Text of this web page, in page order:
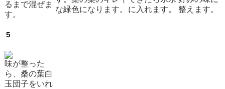
るまで混ぜま
す。
な緑色になります。
に入れます。
整えます。
５
味が整った
ら、桑の葉白
玉団子をいれ